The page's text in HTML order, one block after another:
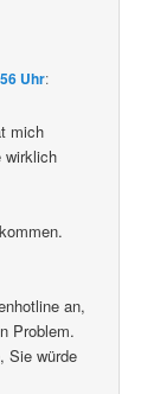
Uhr:
mich
wirklich
an,
Problem.
Sie würde